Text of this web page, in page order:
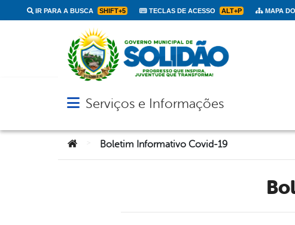
IR PARA A BUSCA SHIFT+5 TECLAS DE ACESSO ALT+P MAPA
Abrir menu principal de navegação
Serviços e Informações
Você está aqui:Boletim Informativo Covid-19